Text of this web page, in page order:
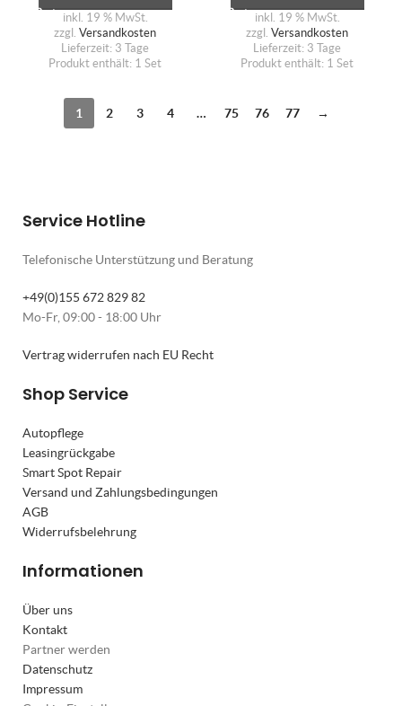
inkl. 19 % MwSt.
zzgl. Versandkosten
Lieferzeit: 3 Tage
Produkt enthält: 1 Set
inkl. 19 % MwSt.
zzgl. Versandkosten
Lieferzeit: 3 Tage
Produkt enthält: 1 Set
1 2 3 4 … 75 76 77 →
Service Hotline
Telefonische Unterstützung und Beratung
+49(0)155 672 829 82
Mo-Fr, 09:00 - 18:00 Uhr
Vertrag widerrufen nach EU Recht
Shop Service
Autopflege
Leasingrückgabe
Smart Spot Repair
Versand und Zahlungsbedingungen
AGB
Widerrufsbelehrung
Informationen
Über uns
Kontakt
Partner werden
Datenschutz
Impressum